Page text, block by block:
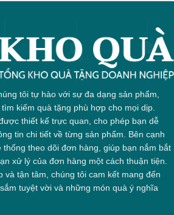
tôi tự hào với sự đa dạng sản phẩm,
kiếm quà tặng phù hợp cho mọi dịp.
thiết kế trực quan, cho phép bạn dễ
tin chi tiết về từng sản phẩm. Bên cạnh
thống theo dõi đơn hàng, giúp bạn nắm bắt
xử lý của đơn hàng một cách thuận tiện.
và tận tâm, chúng tôi cam kết mang đến
tuyệt vời và những món quà ý nghĩa